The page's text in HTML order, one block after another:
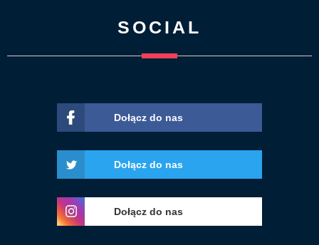
SOCIAL
Dołącz do nas
Dołącz do nas
Dołącz do nas